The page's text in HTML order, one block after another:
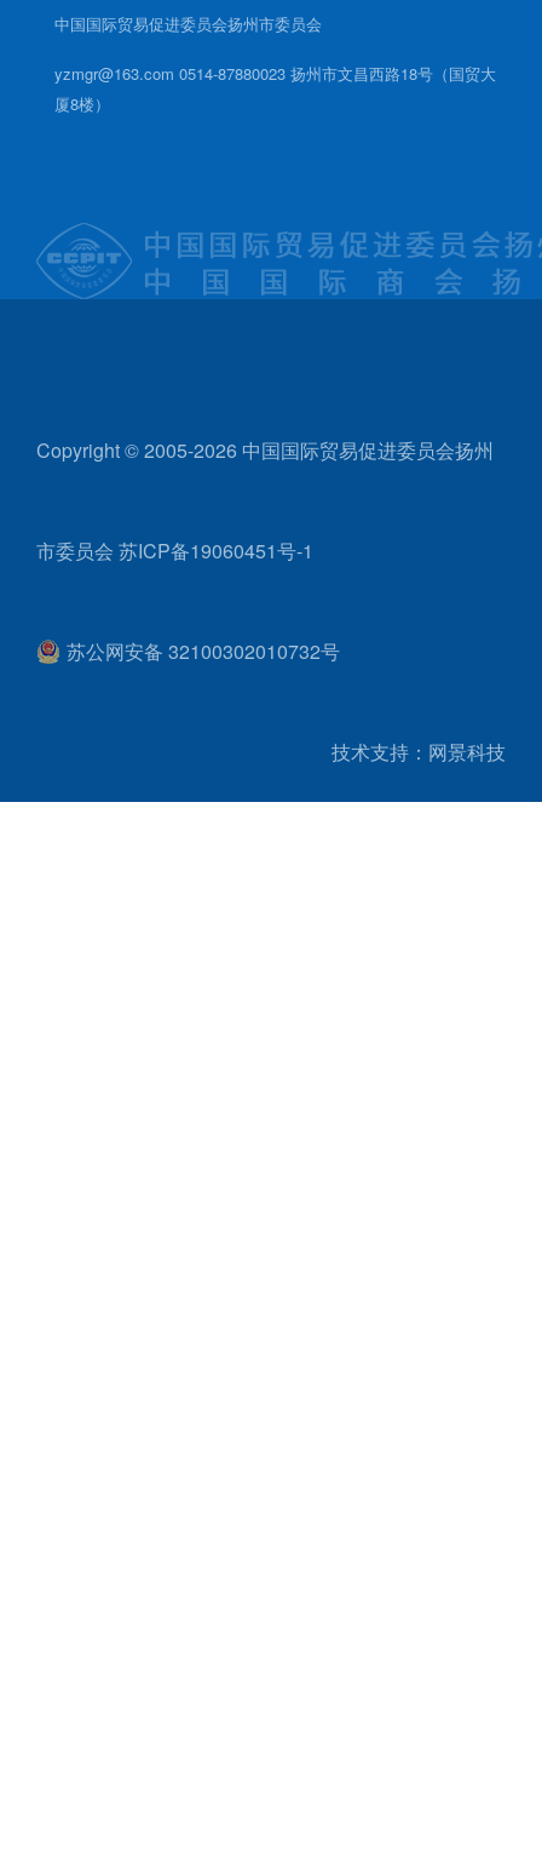
中国国际贸易促进委员会扬州市委员会
yzmgr@163.com 0514-87880023 扬州市文昌西路18号（国贸大
厦8楼）
Copyright © 2005-2026 中国国际贸易促进委员会扬州
市委员会 苏ICP备19060451号-1
苏公网安备 32100302010732号
技术支持：网景科技